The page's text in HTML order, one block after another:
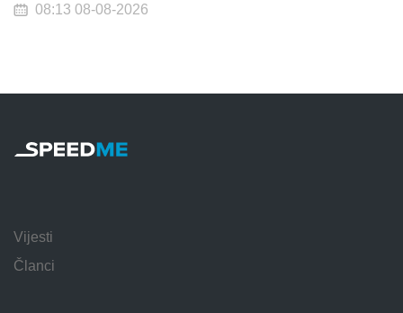
08:13 08-08-2026
Vijesti
Članci